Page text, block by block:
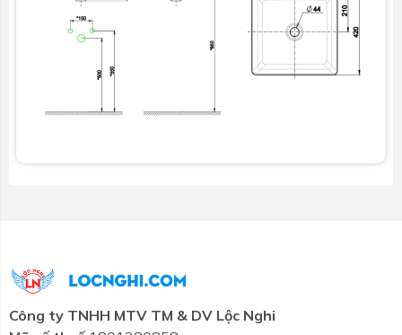
Công ty TNHH MTV TM & DV Lộc Nghi